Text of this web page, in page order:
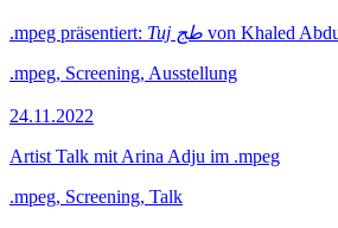
.mpeg präsentiert: Tuj طج von Khaled
.mpeg, Screening, Ausstellung
24.11.2022
Artist Talk mit Arina Adju im .mpeg
.mpeg, Screening, Talk